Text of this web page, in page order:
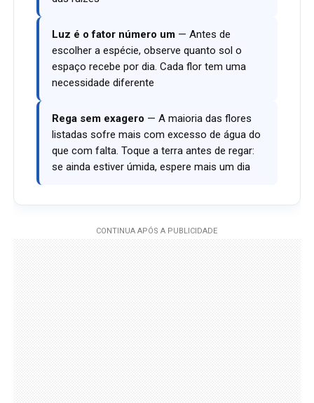
Luz é o fator número um— Antes de
escolher a espécie, observe quanto sol o
espaço recebe por dia. Cada flor tem uma
necessidade diferente
Rega sem exagero — A maioria das flores
listadas sofre mais com excesso de água do
que com falta. Toque a terra antes de regar:
se ainda estiver úmida, espere mais um dia